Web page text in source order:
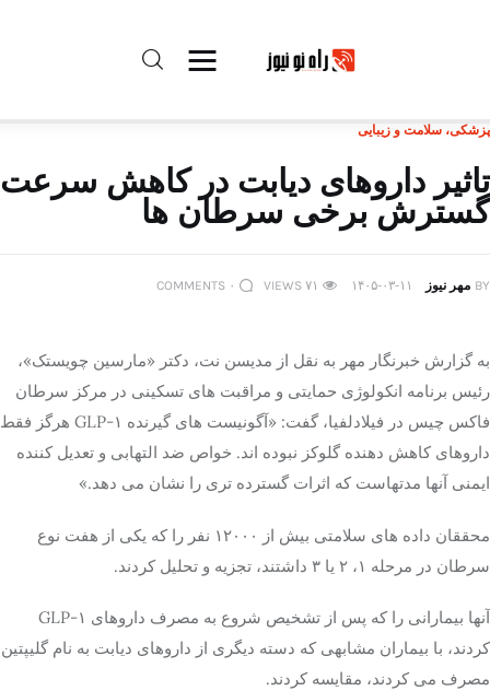
درباره راه‌ نو نیوز
قوانین بازنشر
تبلیغات راه نو نیوز
آوین دیلی
تک کده
خرید موتور ایمپلنت
پزشکی، سلامت و زیبایی
تاثیر داروهای دیابت در کاهش سرعت
گسترش برخی سرطان ها
BY مهر نیوز ۱۴۰۵-۰۳-۱۱ ۷۱ VIEWS ۰ COMMENTS
به گزارش خبرنگار مهر به نقل از مدیسن نت، دکتر «مارسین چویستک»،
رئیس برنامه انکولوژی حمایتی و مراقبت های تسکینی در مرکز سرطان
فاکس چیس در فیلادلفیا، گفت: «آگونیست های گیرنده GLP-۱ هرگز فقط
داروهای کاهش دهنده گلوکز نبوده اند. خواص ضد التهابی و تعدیل کننده
ایمنی آنها مدتهاست که اثرات گسترده تری را نشان می دهد.»
محققان داده های سلامتی بیش از ۱۲۰۰۰ نفر را که یکی از هفت نوع
سرطان در مرحله ۱، ۲ یا ۳ داشتند، تجزیه و تحلیل کردند.
آنها بیمارانی را که پس از تشخیص شروع به مصرف داروهای GLP-۱
کردند، با بیماران مشابهی که دسته دیگری از داروهای دیابت به نام گلیپتین
مصرف می کردند، مقایسه کردند.